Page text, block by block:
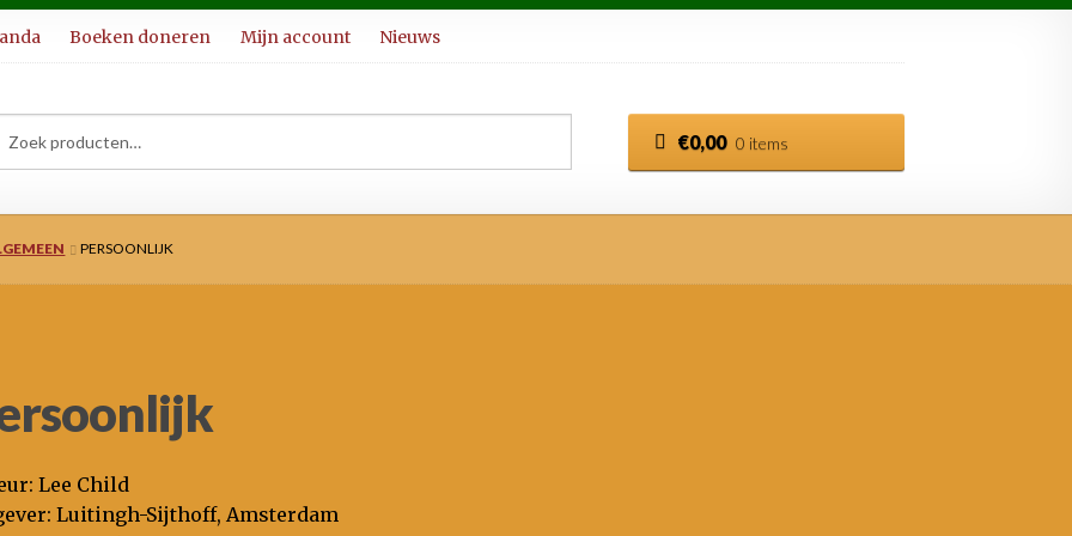
Boeken doneren Mijn account Nieuws
€0,00 0 items
PERSOONLIJK
Lee Child
Luitingh-Sijthoff, Amsterdam